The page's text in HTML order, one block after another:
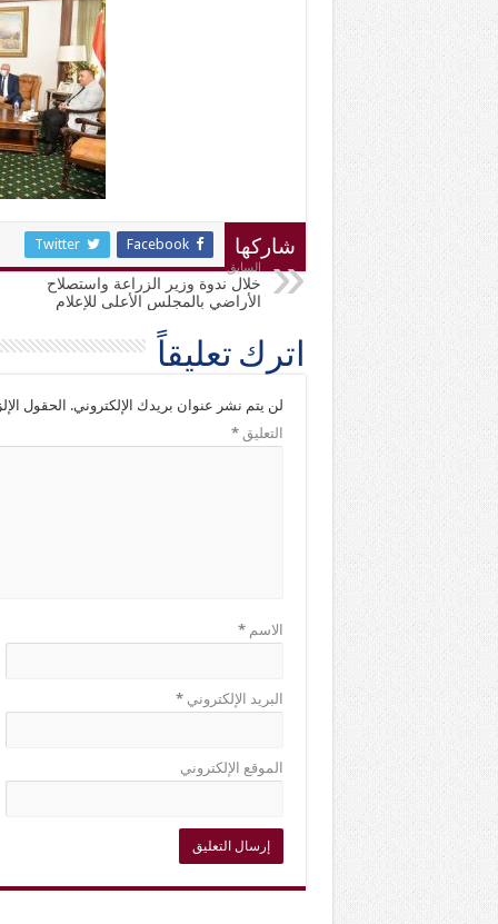
شاركها Facebook
Twitter
السابق
خلال ندوة وزير الزراعة واستصلاح
الأراضي بالمجلس الأعلى للإعلام
اترك تعليقاً
لن يتم نشر عنوان بريدك الإلكتروني. الحقول
التعليق*
الاسم*
البريد الإلكتروني*
الموقع الإلكتروني